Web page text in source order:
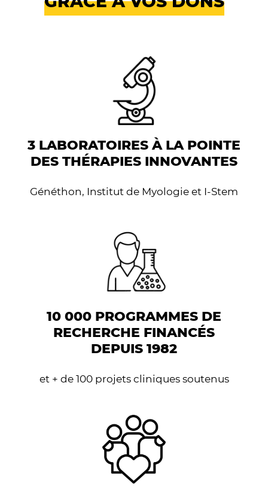
3 LABORATOIRES À LA POINTE
DES THÉRAPIES INNOVANTES
Généthon, Institut de Myologie et I-Stem
10 000 PROGRAMMES DE
RECHERCHE FINANCÉS
DEPUIS 1982
et + de 100 projets cliniques soutenus